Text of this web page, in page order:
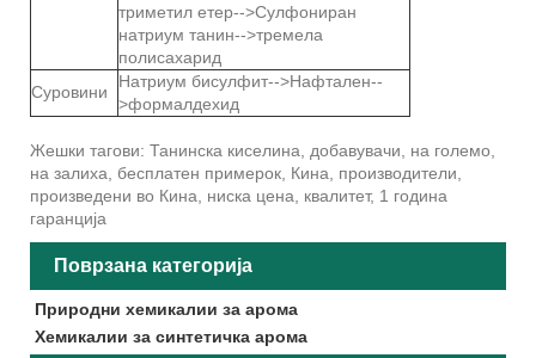
триметил етер-->Сулфониран
натриум танин-->тремела
полисахарид
Суровини
Натриум бисулфит-->Нафтален--
>формалдехид
Жешки тагови: Танинска киселина, добавувачи, на големо,
на залиха, бесплатен примерок, Кина, производители,
произведени во Кина, ниска цена, квалитет, 1 година
гаранција
Поврзана категорија
Природни хемикалии за арома
Хемикалии за синтетичка арома